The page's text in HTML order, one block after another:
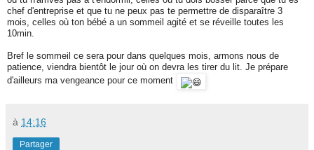
chef d'entreprise et que tu ne peux pas te permettre de disparaître 3
mois, celles où ton bébé a un sommeil agité et se réveille toutes les
10min.
Bref le sommeil ce sera pour dans quelques mois, armons nous de
patience, viendra bientôt le jour où on devra les tirer du lit. Je prépare
d'ailleurs ma vengeance pour ce moment
à 14:16
Partager